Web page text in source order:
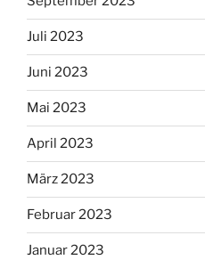
Juli 2023
Juni 2023
Mai 2023
April 2023
März 2023
Februar 2023
Januar 2023